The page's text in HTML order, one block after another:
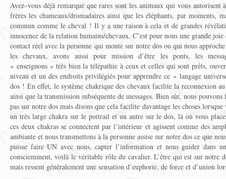
Avez–vous déjà remarqué que rares sont les animaux qui vous
frères les chameaux/dromadaires ainsi que les éléphants, par moments,
commun comme le cheval ! Il y a une raison à cela et de grandes
innocence de la relation humains/chevaux. C’est pour nous une grande
contact réel avec la personne qui monte sur notre dos ou qui nous
les chevaux, avons aussi pour mission d’être les ponts, les
« enseignons » très bien la télépathie à ceux et celles qui sont prêts,
niveau et un des endroits privilégiés pour apprendre ce « langage
dos ! En effet, le système chakrique des chevaux facilite la reconnexion
ainsi que la transmission subséquente de messages. Bien sûr, nous
pas sur notre dos mais disons que cela facilite davantage les choses
un très large chakra sur le poitrail et un autre sur le dos, là où vous
ces deux chakras se connectent par l’intérieur et agissent comme des
ambiante et nous transmettons à la personne assise sur notre dos ce que
puisse faire UN avec nous, capter l’information et nous guider dans
consciemment, voilà le véritable rôle du cavalier. L’être qui est sur notre
mais ressent généralement une sensation d’euphorie, de force et d’union